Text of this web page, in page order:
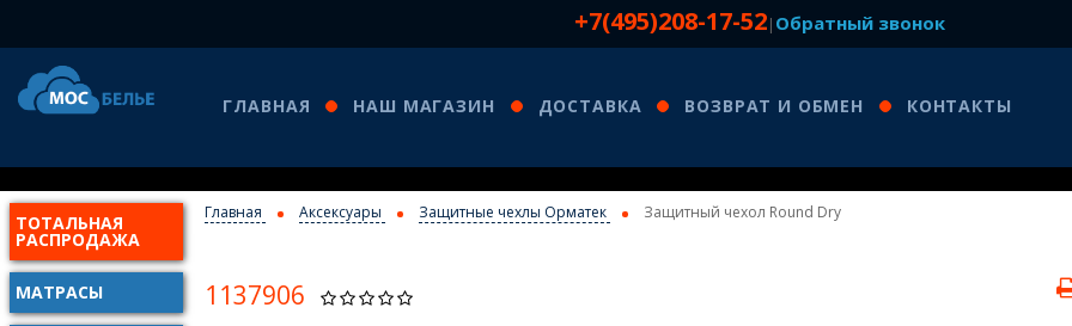
+7(495)208-17-52| Обратный звонок
ТОТАЛЬНАЯ
РАСПРОДАЖА
МАТРАСЫ
ГЛАВНАЯ НАШ МАГАЗИН ДОСТАВКА ВОЗВРАТ И ОБМЕН КОНТАКТЫ
Главная Аксексуары Защитные чехлы Орматек Защитный чехол Round Dry
1137906